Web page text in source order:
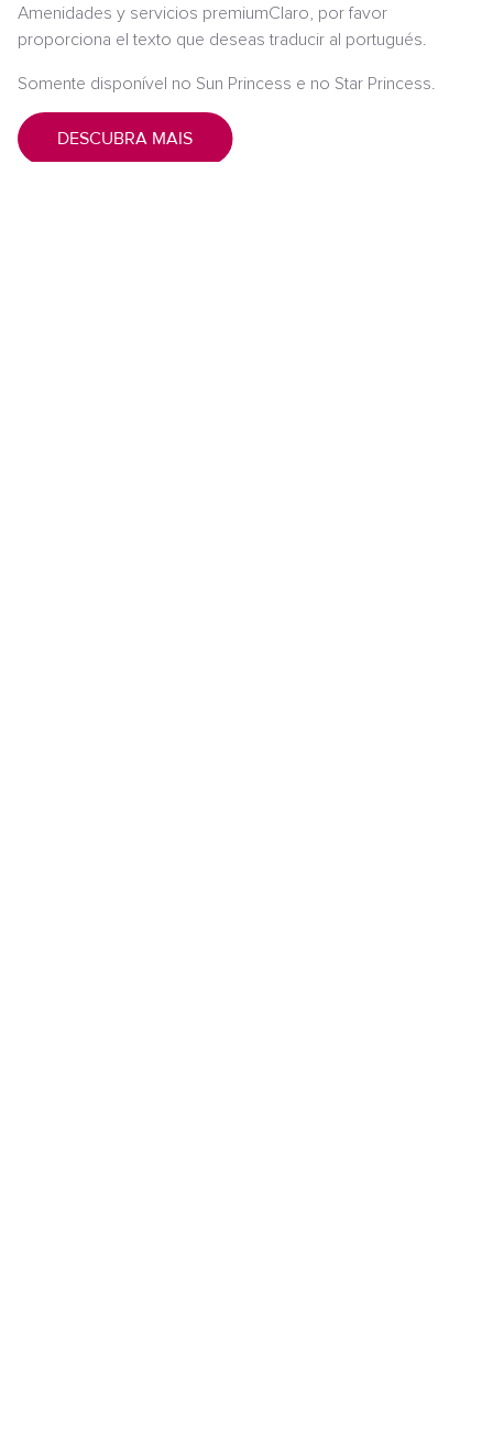
Amenidades y servicios premiumClaro, por favor
proporciona el texto que deseas traducir al portugués.
Somente disponível no Sun Princess e no Star Princess.
DESCUBRA MAIS